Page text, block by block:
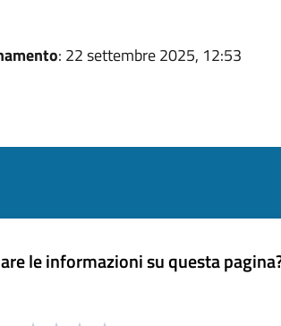
: 22 settembre 2025, 12:53
le informazioni su questa